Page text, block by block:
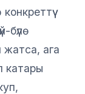
бүлө
жатса, ага
катары